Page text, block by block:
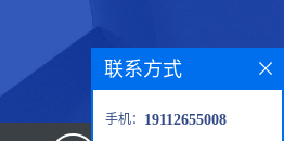
联系方式
手机： 19112655008